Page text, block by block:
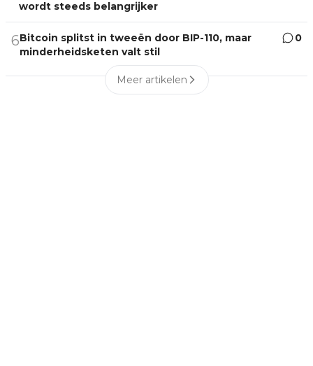
wordt steeds belangrijker
6Bitcoin splitst in tweeën door BIP-110, maar
minderheidsketen valt stil
0
Meer artikelen